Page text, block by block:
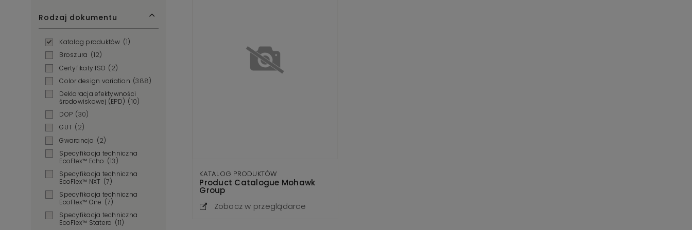
Rodzaj dokumentu
Katalog produktów (1)
Broszura (12)
Certyfikaty ISO (2)
Color design variation (388)
Deklaracja efektywności
środowiskowej (EPD) (10)
DOP (30)
GUT (2)
Gwarancja (2)
Specyfikacja techniczna
EcoFlex™ Echo (13)
Specyfikacja techniczna
EcoFlex™ NXT (7)
Specyfikacja techniczna
EcoFlex™ One (7)
Specyfikacja techniczna
EcoFlex™ Statera (11)
KATALOG PRODUKTÓW
Product Catalogue Mohawk
Group
Zobacz w przeglądarce